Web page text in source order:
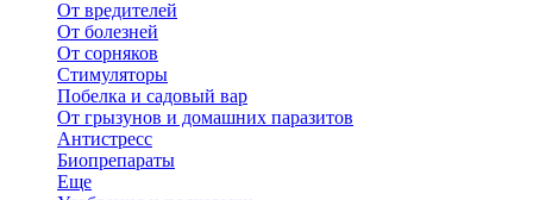
От вредителей
От болезней
От сорняков
Стимуляторы
Побелка и садовый вар
От грызунов и домашних паразитов
Антистресс
Биопрепараты
Еще